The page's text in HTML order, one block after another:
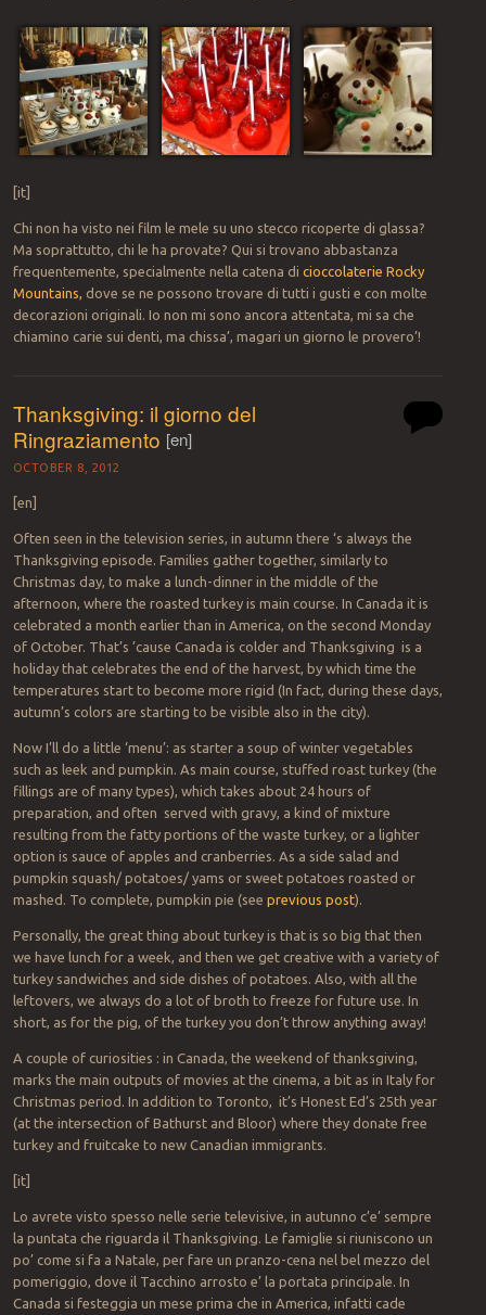
[it]
Chi non ha visto nei film le mele su uno stecco ricoperte di glassa?
Ma soprattutto, chi le ha provate? Qui si trovano abbastanza
frequentemente, specialmente nella catena di cioccolaterie Rocky
Mountains, dove se ne possono trovare di tutti i gusti e con molte
decorazioni originali. Io non mi sono ancora attentata, mi sa che
chiamino carie sui denti, ma chissa’, magari un giorno le provero’!
Thanksgiving: il giorno del
Ringraziamento [en]
OCTOBER 8, 2012
[en]
Often seen in the television series, in autumn there ‘s always the
Thanksgiving episode. Families gather together, similarly to
Christmas day, to make a lunch-dinner in the middle of the
afternoon, where the roasted turkey is main course. In Canada it is
celebrated a month earlier than in America, on the second Monday
of October. That’s ’cause Canada is colder and Thanksgiving is a
holiday that celebrates the end of the harvest, by which time the
temperatures start to become more rigid (In fact, during these days,
autumn’s colors are starting to be visible also in the city).
Now I’ll do a little ‘menu’: as starter a soup of winter vegetables
such as leek and pumpkin. As main course, stuffed roast turkey (the
fillings are of many types), which takes about 24 hours of
preparation, and often served with gravy, a kind of mixture
resulting from the fatty portions of the waste turkey, or a lighter
option is sauce of apples and cranberries. As a side salad and
pumpkin squash/ potatoes/ yams or sweet potatoes roasted or
mashed. To complete, pumpkin pie (see previous post).
Personally, the great thing about turkey is that is so big that then
we have lunch for a week, and then we get creative with a variety of
turkey sandwiches and side dishes of potatoes. Also, with all the
leftovers, we always do a lot of broth to freeze for future use. In
short, as for the pig, of the turkey you don’t throw anything away!
A couple of curiosities : in Canada, the weekend of thanksgiving,
marks the main outputs of movies at the cinema, a bit as in Italy for
Christmas period. In addition to Toronto, it’s Honest Ed’s 25th year
(at the intersection of Bathurst and Bloor) where they donate free
turkey and fruitcake to new Canadian immigrants.
[it]
Lo avrete visto spesso nelle serie televisive, in autunno c’e’ sempre
la puntata che riguarda il Thanksgiving. Le famiglie si riuniscono un
po’ come si fa a Natale, per fare un pranzo-cena nel bel mezzo del
pomeriggio, dove il Tacchino arrosto e’ la portata principale. In
Canada si festeggia un mese prima che in America, infatti cade